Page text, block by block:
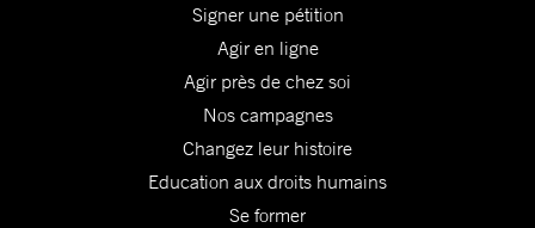
Signer une pétition
Agir en ligne
Agir près de chez soi
Nos campagnes
Changez leur histoire
Education aux droits humains
Se former